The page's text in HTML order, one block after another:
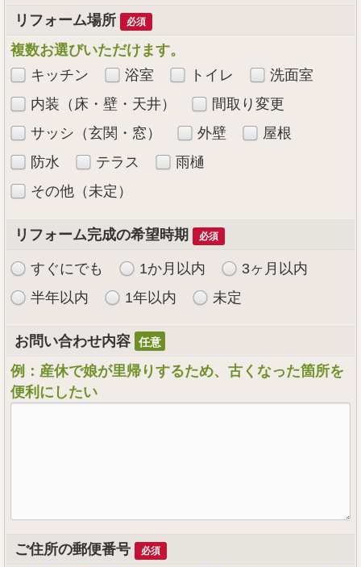
リフォーム場所 必須
複数お選びいただけます。
キッチン
浴室 トイレ
洗面室
内装（床・壁・天井）
間取り変更
サッシ（玄関・窓）
外壁
屋根
防水
テラス
雨樋
その他（未定）
リフォーム完成の希望時期 必須
すぐにでも 1か月以内
3ヶ月以内
半年以内
1年以内 未定
お問い合わせ内容
例：産休で娘が里帰りするため、古くなった箇所を
便利にしたい
ご住所の郵便番号 必須